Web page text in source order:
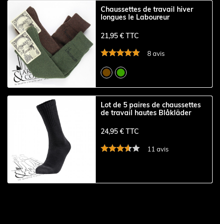
Chaussettes de travail hiver
longues le Laboureur
21,95 € TTC
8 avis
Lot de 5 paires de chaussettes
de travail hautes Blåkläder
24,95 € TTC
11 avis